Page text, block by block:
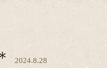
2024.8.28